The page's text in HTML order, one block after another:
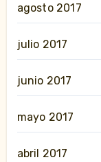
agosto 2017
julio 2017
junio 2017
mayo 2017
abril 2017